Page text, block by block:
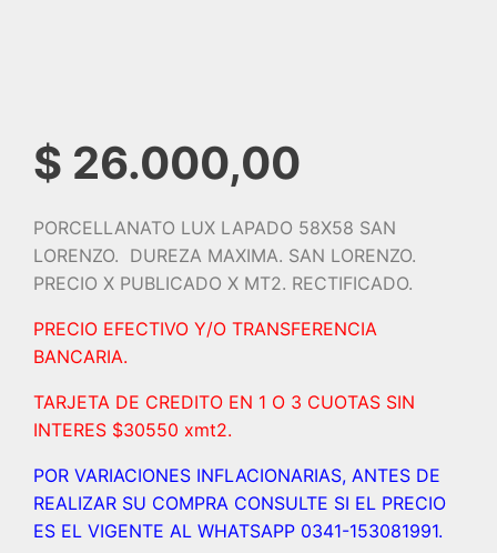
$ 26.000,00
PORCELLANATO LUX LAPADO 58X58 SAN
LORENZO. DUREZA MAXIMA. SAN LORENZO.
PRECIO X PUBLICADO X MT2. RECTIFICADO.
PRECIO EFECTIVO Y/O TRANSFERENCIA
BANCARIA.
TARJETA DE CREDITO EN 1 O 3 CUOTAS SIN
INTERES $30550 xmt2.
POR VARIACIONES INFLACIONARIAS, ANTES DE
REALIZAR SU COMPRA CONSULTE SI EL PRECIO
ES EL VIGENTE AL WHATSAPP 0341-153081991.